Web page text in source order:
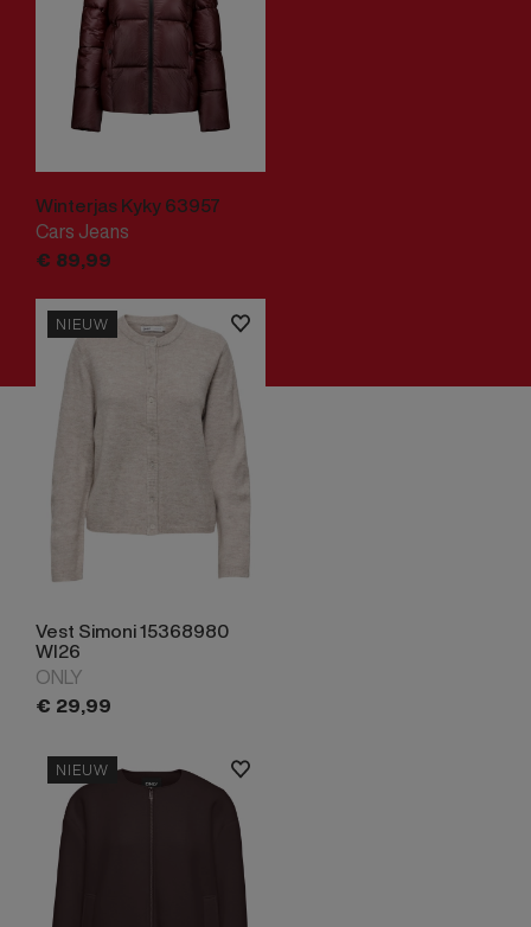
Winterjas Kyky 63957
Cars Jeans
€ 89,99
NIEUW
Vest Simoni 15368980
WI26
ONLY
€ 29,99
NIEUW